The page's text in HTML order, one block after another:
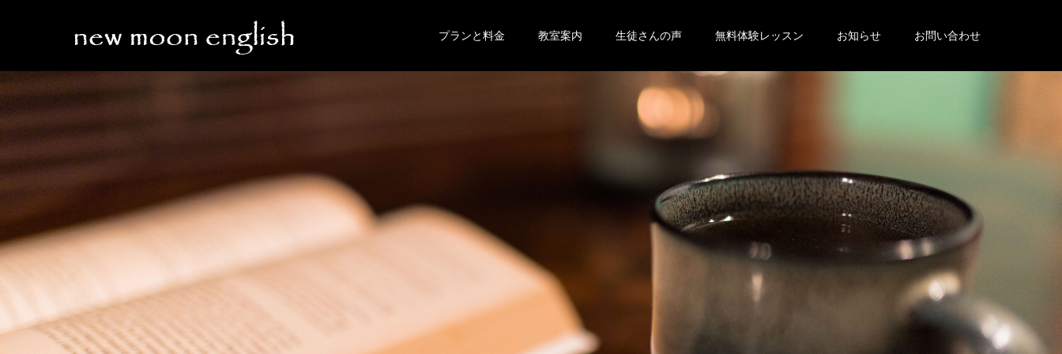
プランと料金 教室案内 生徒さんの声 無料体験レッスン お知らせ お問い合わせ